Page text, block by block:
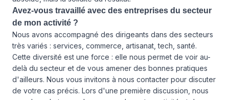
Avez-vous travaillé avec des entreprises du secteur
de mon activité ?
Nous avons accompagné des dirigeants dans des secteurs
très variés : services, commerce, artisanat, tech, santé.
Cette diversité est une force : elle nous permet de voir au-
delà du secteur et de vous amener des bonnes pratiques
d'ailleurs. Nous vous invitons à nous contacter pour discuter
de votre cas précis. Lors d'une première discussion, nous